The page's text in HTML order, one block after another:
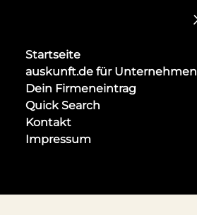
Startseite
auskunft.de für Unternehmen
Dein Firmeneintrag
Quick Search
Kontakt
Impressum